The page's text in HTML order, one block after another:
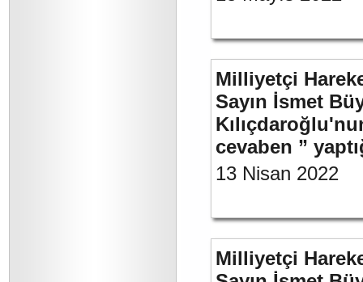
Milliyetçi
Sayın İsmet
cevaben ”
13 Nisan 2022
Milliyetçi